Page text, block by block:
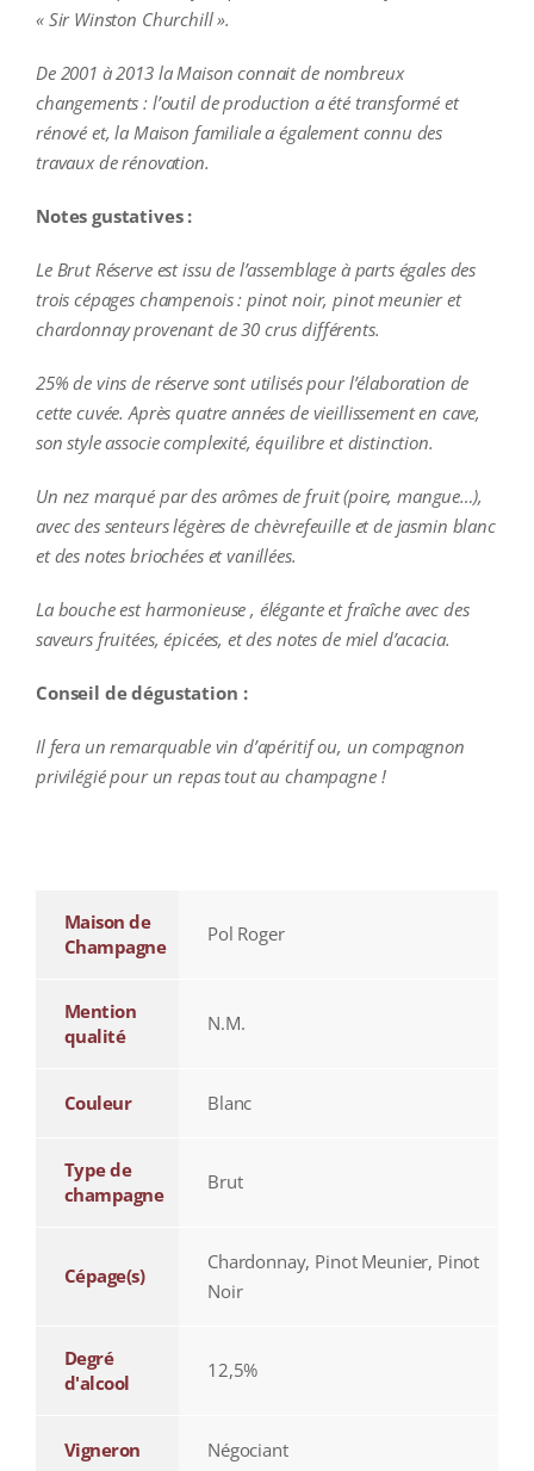
« Sir Winston Churchill ».
De 2001 à 2013 la Maison connait de nombreux
changements : l’outil de production a été transformé et
rénové et, la Maison familiale a également connu des
travaux de rénovation.
Notes gustatives :
Le Brut Réserve est issu de l’assemblage à parts égales des
trois cépages champenois : pinot noir, pinot meunier et
chardonnay provenant de 30 crus différents.
25% de vins de réserve sont utilisés pour l’élaboration de
cette cuvée. Après quatre années de vieillissement en cave,
son style associe complexité, équilibre et distinction.
Un nez marqué par des arômes de fruit (poire, mangue…),
avec des senteurs légères de chèvrefeuille et de jasmin blanc
et des notes briochées et vanillées.
La bouche est harmonieuse , élégante et fraîche avec des
saveurs fruitées, épicées, et des notes de miel d’acacia.
Conseil de dégustation :
Il fera un remarquable vin d’apéritif ou, un compagnon
privilégié pour un repas tout au champagne !
Maison de
Champagne
Pol Roger
Mention
qualité
N.M.
Couleur Blanc
Type de
champagne
Brut
Cépage(s)
Chardonnay, Pinot Meunier, Pinot
Noir
Degré
d'alcool
12,5%
Vigneron Négociant